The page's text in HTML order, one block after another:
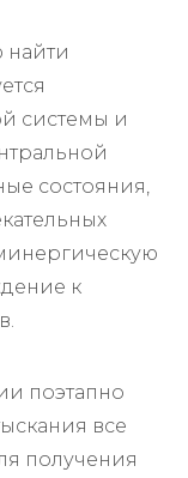
найти
системы и
состояния,
к
поэтапно
все
получения